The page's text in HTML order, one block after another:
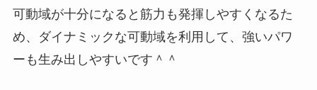
可動域が十分になると筋力も発揮しやすくなるた
め、ダイナミックな可動域を利用して、強いパワ
ーも生み出しやすいです＾＾